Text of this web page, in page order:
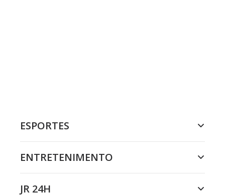
ESPORTES
ENTRETENIMENTO
JR 24H